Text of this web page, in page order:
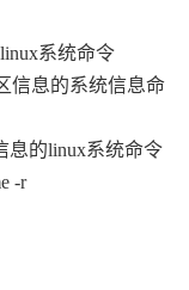
系统命令
信息的系统信息命
息的linux系统命令
-r